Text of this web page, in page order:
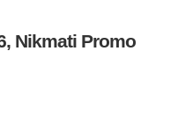
Nikmati Promo